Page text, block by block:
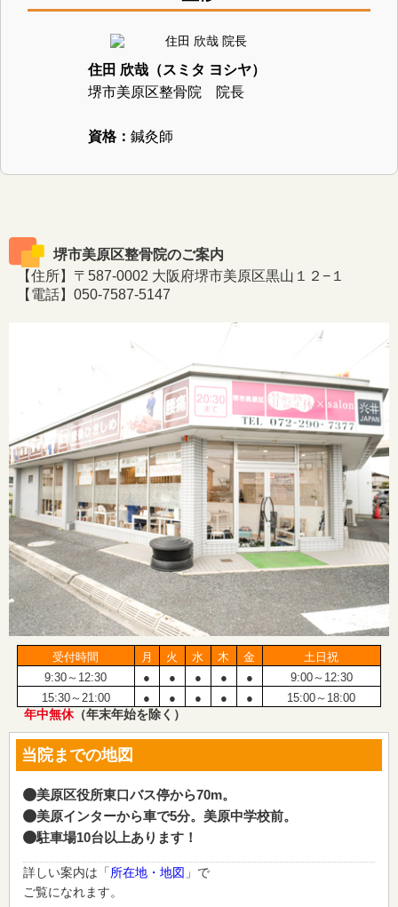
住田 欣哉（スミタ ヨシヤ）
堺市美原区整骨院 院長
資格： 鍼灸師
堺市美原区整骨院のご案内
【住所】〒587-0002 大阪府堺市美原区黒山１２−１
【電話】050-7587-5147
受付時間 月 火 水 木 金
土日祝
9:30～12:30
● ● ● ● ●
9:00～12:30
15:30～21:00
● ● ● ● ● 15:00～18:00
年中無休（年末年始を除く）
当院までの地図
美原区役所東口バス停から70m。
美原インターから車で5分。美原中学校前。
駐車場10台以上あります！
詳しい案内は「所在地・地図 」で
ご覧になれます。